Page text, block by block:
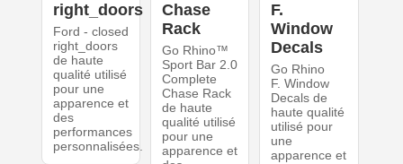
right_doors
Ford - closed
right_doors
de haute
qualité utilisé
pour une
apparence et
des
performances
personnalisées.
Chase
Rack
Go Rhino™
Sport Bar 2.0
Complete
Chase Rack
de haute
qualité utilisé
pour une
apparence et
F.
Window
Decals
Go Rhino
F. Window
Decals de
haute qualité
utilisé pour
une
apparence et